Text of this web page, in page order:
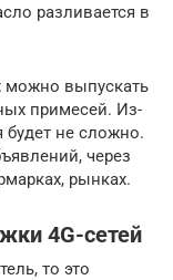
разливается в
можно выпускать
примесей. Из-
будет не сложно.
через
рынках.
4G-сетей
то это